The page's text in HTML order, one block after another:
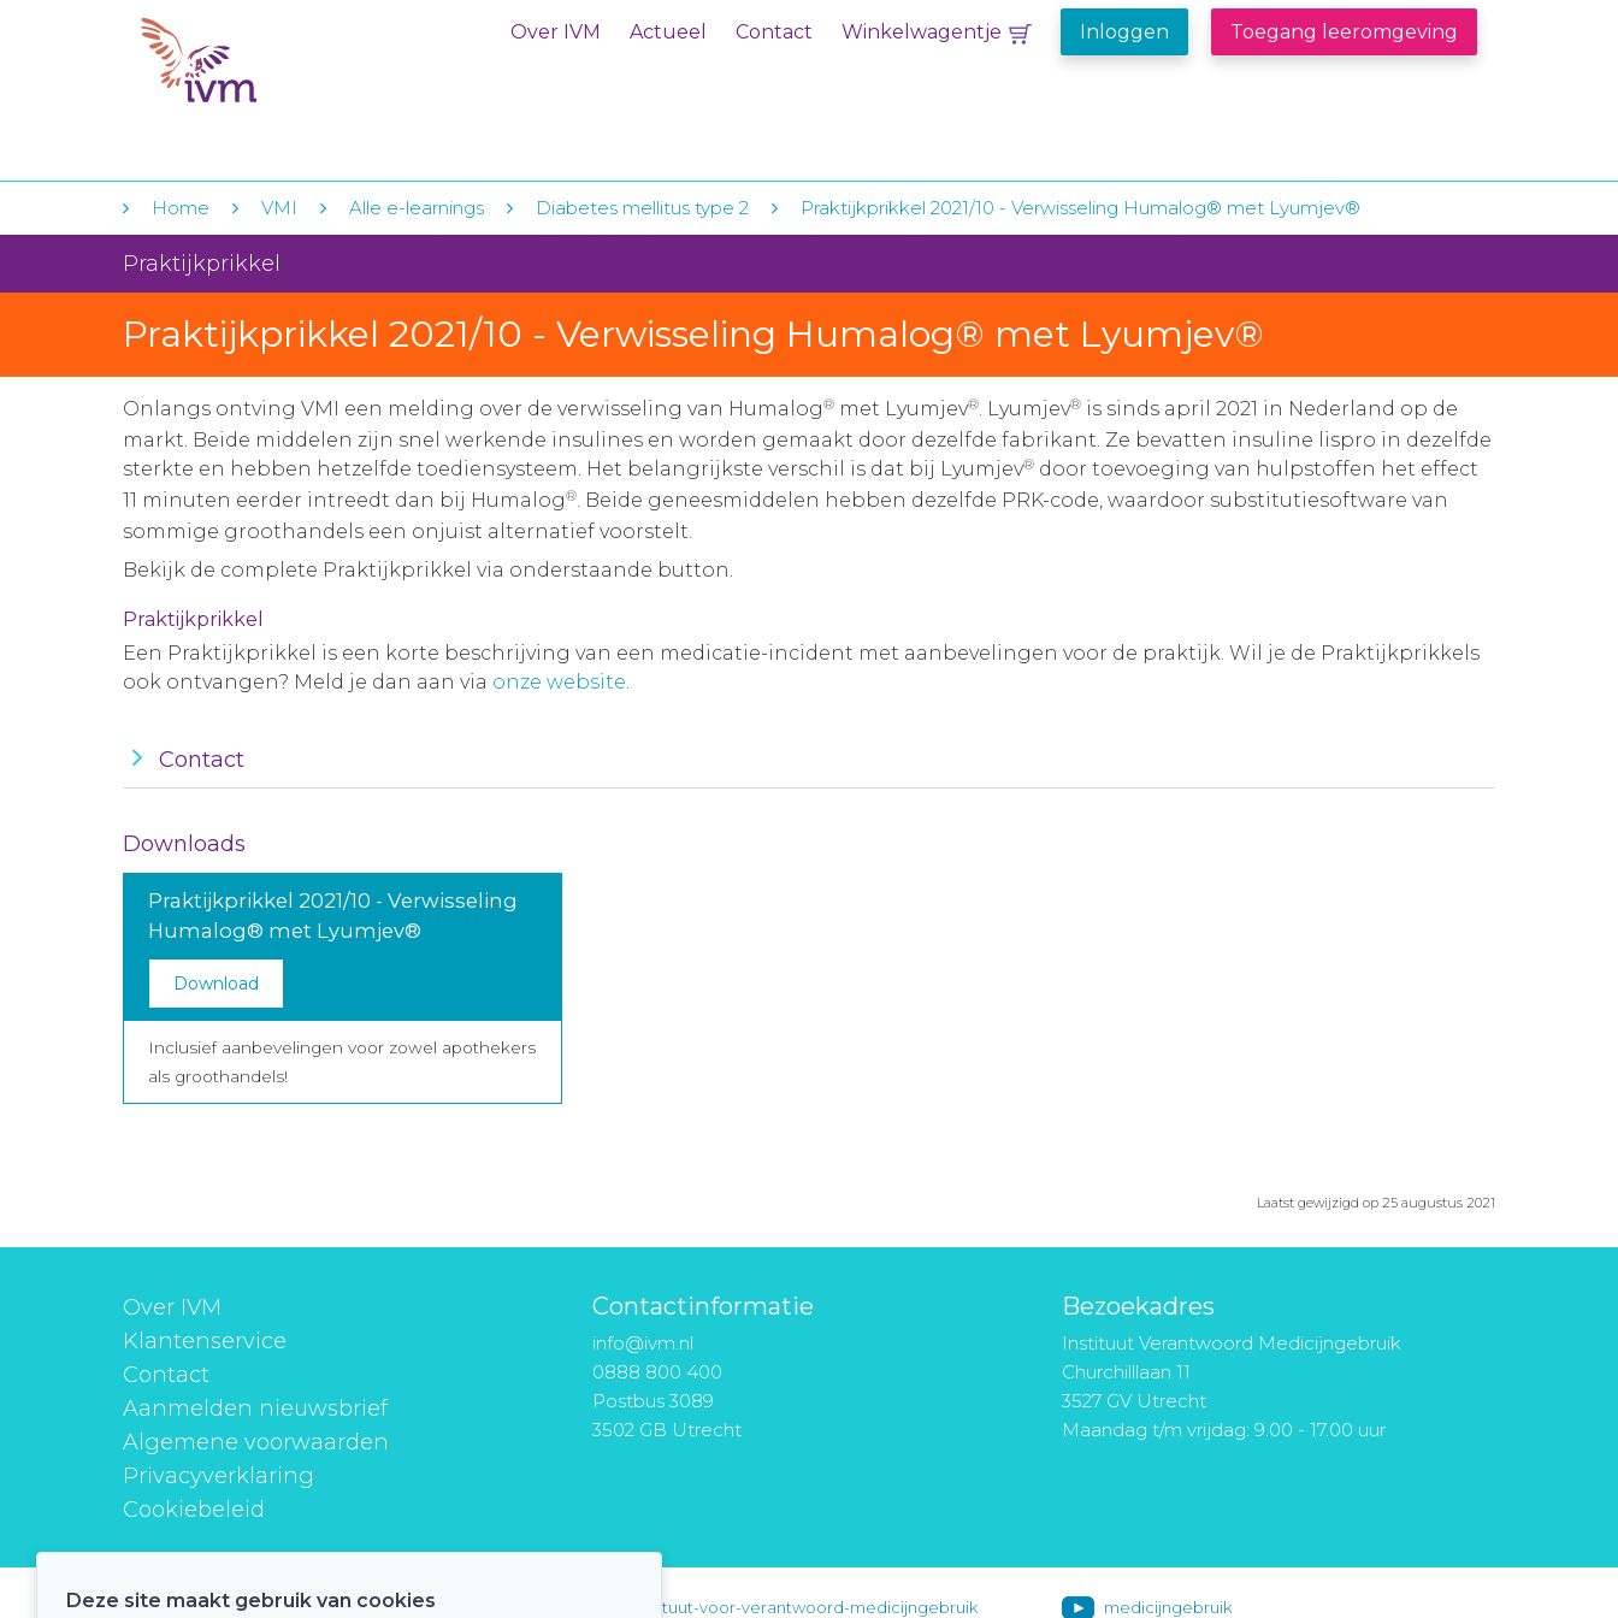
Over IVM Actueel Contact Winkelwagentje Inloggen Toegang leeromgeving
Home VMI Alle e-learnings Diabetes mellitus type 2 Praktijkprikkel 2021/10 - Verwisseling Humalog® met Lyumjev®
Praktijkprikkel
Praktijkprikkel 2021/10 - Verwisseling Humalog® met Lyumjev®
Onlangs ontving VMI een melding over de verwisseling van Humalog® met Lyumjev®. Lyumjev® is sinds april 2021 in Nederland op de
markt. Beide middelen zijn snel werkende insulines en worden gemaakt door dezelfde fabrikant. Ze bevatten insuline lispro in dezelfde
sterkte en hebben hetzelfde toediensysteem. Het belangrijkste verschil is dat bij Lyumjev® door toevoeging van hulpstoffen het effect
11 minuten eerder intreedt dan bij Humalog®. Beide geneesmiddelen hebben dezelfde PRK-code, waardoor substitutiesoftware van
sommige groothandels een onjuist alternatief voorstelt.
Bekijk de complete Praktijkprikkel via onderstaande button.
Praktijkprikkel
Een Praktijkprikkel is een korte beschrijving van een medicatie-incident met aanbevelingen voor de praktijk. Wil je de Praktijkprikkels
ook ontvangen? Meld je dan aan via onze website.
Contact
Downloads
Praktijkprikkel 2021/10 - Verwisseling
Humalog® met Lyumjev®
Download
Inclusief aanbevelingen voor zowel apothekers
als groothandels!
Laatst gewijzigd op 25 augustus 2021
Over IVM
Klantenservice
Contact
Aanmelden nieuwsbrief
Algemene voorwaarden
Privacyverklaring
Cookiebeleid
Contactinformatie
info@ivm.nl
0888 800 400
Postbus 3089
3502 GB Utrecht
Bezoekadres
Instituut Verantwoord Medicijngebruik
Churchilllaan 11
3527 GV Utrecht
Maandag t/m vrijdag: 9.00 - 17.00 uur
instituutverantwoordmedicijngebruik instituut-voor-verantwoord-medicijngebruik medicijngebruik
Deze site maakt gebruik van cookies